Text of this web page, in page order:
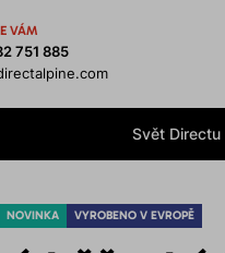
VÁM
751 885
Svět Directu
NOVINKA VYROBENO V EVROPĚ